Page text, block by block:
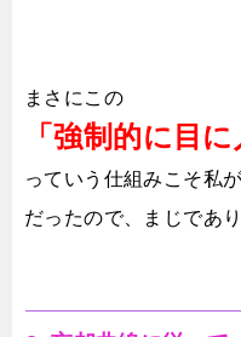
まさにこの
「強制的に目に
っていう仕組みこそ私
だったので、まじであ